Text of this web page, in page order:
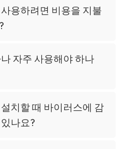
용하려면 비용을 지불
자주 사용해야 하나
치할 때 바이러스에 감
나요?